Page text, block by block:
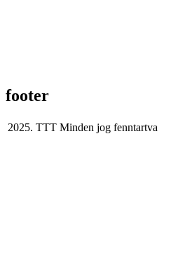
footer
2025. TTT Minden jog fenntartva